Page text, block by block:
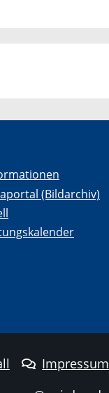
(Bildarchiv)
Impressum